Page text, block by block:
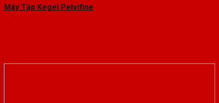
Máy Tập Kegel Pelvifine